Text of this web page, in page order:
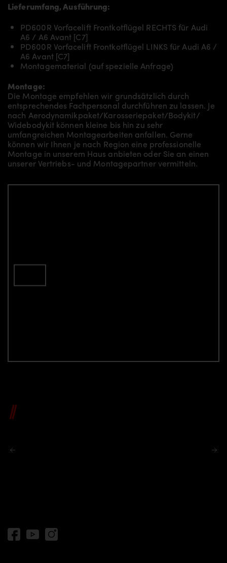
Lieferumfang, Ausführung:
PD600R Vorfacelift Frontkotflügel RECHTS für Audi
A6 / A6 Avant [C7]
PD600R Vorfacelift Frontkotflügel LINKS für Audi A6 /
A6 Avant [C7]
Montagematerial (auf spezielle Anfrage)
Montage:
Die Montage empfehlen wir grundsätzlich durch
entsprechendes Fachpersonal durchführen zu lassen. Je
nach Aerodynamikpaket/Karosseriepaket/Bodykit/
Widebodykit können kleine bis hin zu sehr
umfangreichen Montagearbeiten anfallen. Gerne
können wir Ihnen je nach Region eine professionelle
Montage in unserem Haus anbieten oder Sie an einen
unserer Vertriebs- und Montagepartner vermitteln.